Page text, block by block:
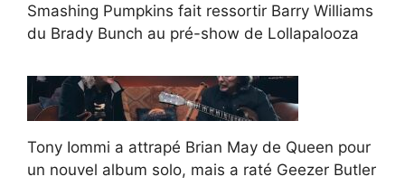
Smashing Pumpkins fait ressortir Barry Williams
du Brady Bunch au pré-show de Lollapalooza
Tony Iommi a attrapé Brian May de Queen pour
un nouvel album solo, mais a raté Geezer Butler